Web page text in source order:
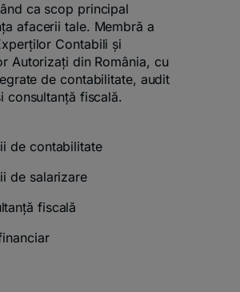
ca scop principal
afacerii tale. Membră a
Contabili și
Autorizați din România, cu
de contabilitate, audit
consultanță fiscală.
de contabilitate
de salarizare
fiscală